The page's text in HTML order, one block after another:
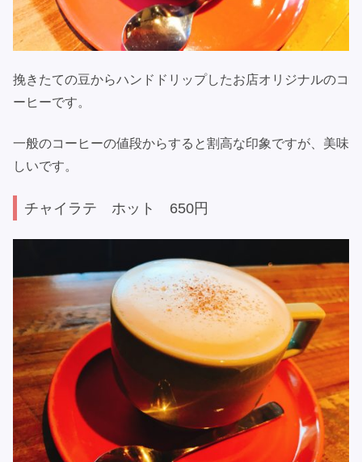
挽きたての豆からハンドドリップしたお店オリジナルのコ
ーヒーです。
一般のコーヒーの値段からすると割高な印象ですが、美味
しいです。
チャイラテ ホット 650円